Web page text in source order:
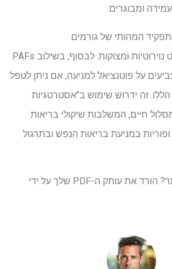
ומבוגרים.
המהותי של גורמים
נוירוטיות ומצוקות. לבסוף, בשילוב PAFs
58% עד 70% מצביעים על פוטנציאל למניעה, אם ניתן לטפל
הללו. זה ידרוש שימוש ב"אסטרטגיות
מסלול חיים, המשלבות שיקולי בריאות
ופוריות במניעת בריאות הנפש ובתרגול
רוצה לקרוא מאוחר יותר? הורד את עותק ה-PDF שלך על ידי